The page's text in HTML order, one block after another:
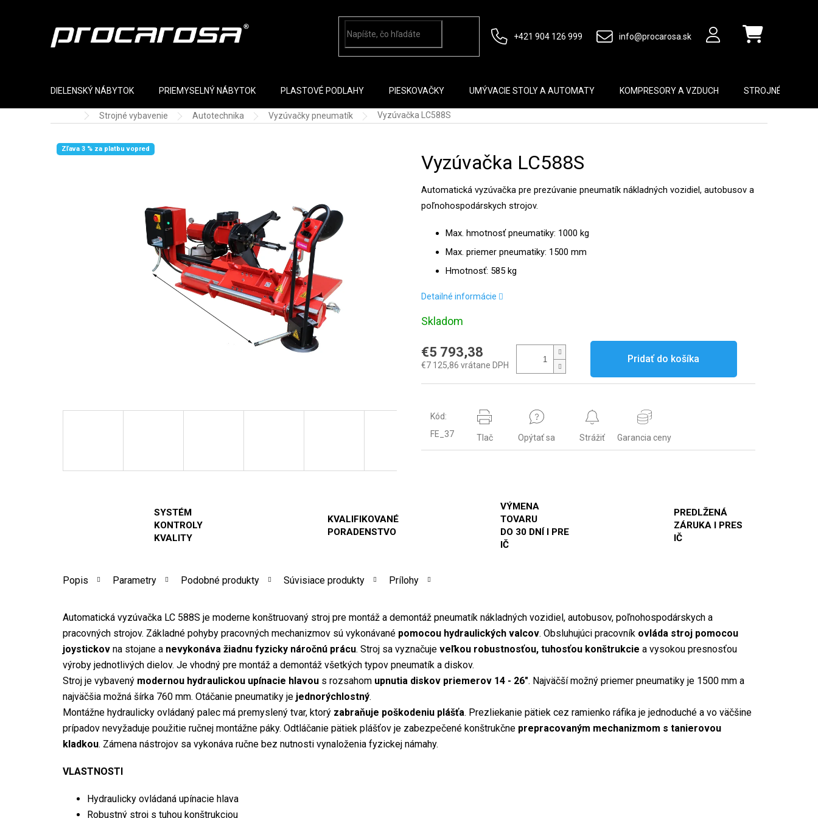
+421 904 126 999 info@procarosa.sk Nákupný košík
DIELENSKÝ NÁBYTOK PRIEMYSELNÝ NÁBYTOK PLASTOVÉ PODLAHY PIESKOVAČKY UMÝVACIE STOLY A AUTOMATY KOMPRESORY A VZDUCH STROJNÉ
Domov Strojné vybavenie Autotechnika Vyzúvačky pneumatík Vyzúvačka LC588S
Zľava 3 % za platbu vopred
Vyzúvačka LC588S
Automatická vyzúvačka pre prezúvanie pneumatík nákladných vozidiel, autobusov a
poľnohospodárskych strojov.
Max. hmotnosť pneumatiky: 1000 kg
Max. priemer pneumatiky: 1500 mm
Hmotnosť: 585 kg
Detailné informácie
Skladom
€5 793,38
€7 125,86 vrátane DPH
Pridať do košíka
Kód:
FE_37
Tlač Opýtať sa Strážiť Garancia ceny
KVALIFIKOVANÉ
PORADENSTVO
VÝMENA
TOVARU
DO 30 DNÍ I PRE
IČ
PREDLŽENÁ
ZÁRUKA I PRES
IČ
SYSTÉM
KONTROLY
KVALITY
Popis Parametry Podobné produkty Súvisiace produkty Prílohy
Automatická vyzúvačka LC 588S je moderne konštruovaný stroj pre montáž a demontáž pneumatík nákladných vozidiel, autobusov, poľnohospodárskych a
pracovných strojov. Základné pohyby pracovných mechanizmov sú vykonávané pomocou hydraulických valcov. Obsluhujúci pracovník ovláda stroj pomocou
joystickov na stojane a nevykonáva žiadnu fyzicky náročnú prácu. Stroj sa vyznačuje veľkou robustnosťou, tuhosťou konštrukcie a vysokou presnosťou
výroby jednotlivých dielov. Je vhodný pre montáž a demontáž všetkých typov pneumatík a diskov.
Stroj je vybavený modernou hydraulickou upínacie hlavou s rozsahom upnutia diskov priemerov 14 - 26". Najväčší možný priemer pneumatiky je 1500 mm a
najväčšia možná šírka 760 mm. Otáčanie pneumatiky je jednorýchlostný.
Montážne hydraulicky ovládaný palec má premyslený tvar, ktorý zabraňuje poškodeniu plášťa. Prezliekanie pätiek cez ramienko ráfika je jednoduché a vo väčšine
prípadov nevyžaduje použitie ručnej montážne páky. Odtláčanie pätiek plášťov je zabezpečené konštrukčne prepracovaným mechanizmom s tanierovou
kladkou. Zámena nástrojov sa vykonáva ručne bez nutnosti vynaloženia fyzickej námahy.
VLASTNOSTI
Hydraulicky ovládaná upínacie hlava
Robustný stroj s tuhou konštrukciou